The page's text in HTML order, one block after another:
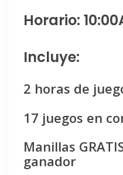
Horario:
Incluye:
2 horas de
17 juegos en
Manillas
ganador